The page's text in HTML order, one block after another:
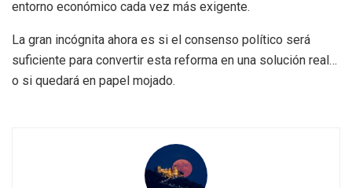
entorno económico cada vez más exigente.
La gran incógnita ahora es si el consenso político será
suficiente para convertir esta reforma en una solución real…
o si quedará en papel mojado.